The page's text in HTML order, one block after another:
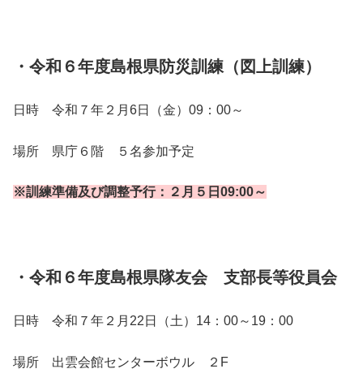
・令和６年度島根県防災訓練（図上訓練）
日時 令和７年２月6日（金）09：00～
場所 県庁６階 ５名参加予定
※訓練準備及び調整予行：２月５日09:00～
・令和６年度島根県隊友会 支部長等役員会
日時 令和７年２月22日（土）14：00～19：00
場所 出雲会館センターボウル ２F